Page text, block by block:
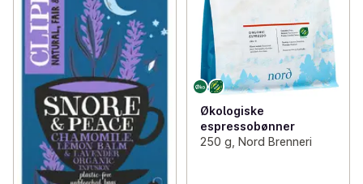
Økologiske
espressobønner
250 g, Nord Brenneri